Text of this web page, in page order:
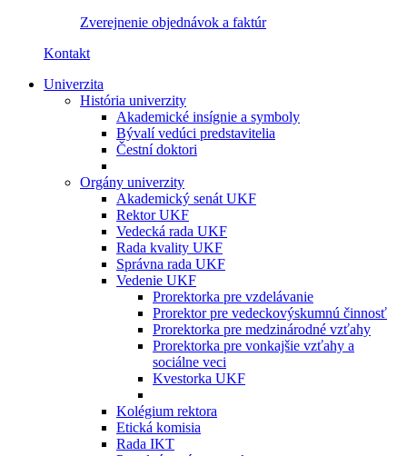
Zverejnenie objednávok a faktúr
Kontakt
Univerzita
História univerzity
Akademické insígnie a symboly
Bývalí vedúci predstavitelia
Čestní doktori
Orgány univerzity
Akademický senát UKF
Rektor UKF
Vedecká rada UKF
Rada kvality UKF
Správna rada UKF
Vedenie UKF
Prorektorka pre vzdelávanie
Prorektor pre vedeckovýskumnú činnosť
Prorektorka pre medzinárodné vzťahy
Prorektorka pre vonkajšie vzťahy a
sociálne veci
Kvestorka UKF
Kolégium rektora
Etická komisia
Rada IKT